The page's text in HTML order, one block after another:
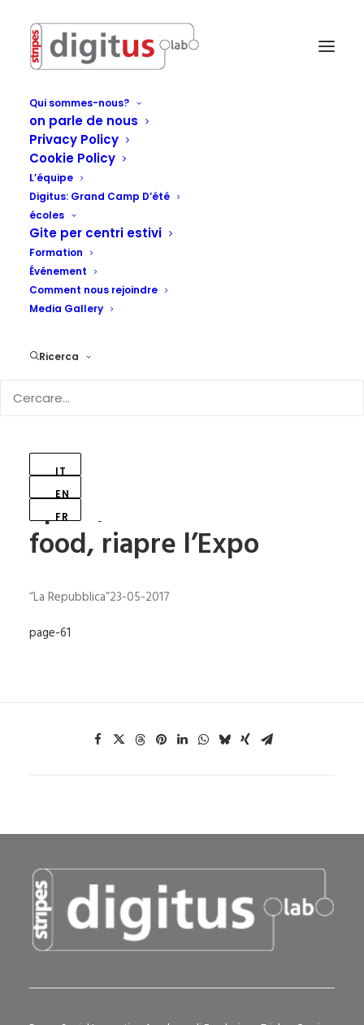
Qui sommes-nous?
on parle de nous
Privacy Policy
Cookie Policy
L’équipe
Digitus: Grand Camp D’été
écoles
Gite per centri estivi
Formation
Événement
Comment nous rejoindre
Media Gallery
Ricerca
IT
EN
FR
Sport, Musica e street
food, riapre l’Expo
“La Repubblica”23-05-2017
page-61